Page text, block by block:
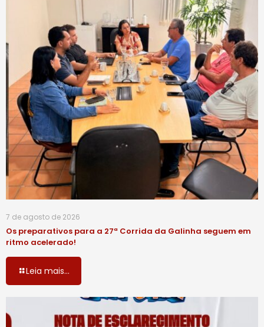
7 de agosto de 2026
Os preparativos para a 27ª Corrida da Galinha seguem em
ritmo acelerado!
Leia mais...